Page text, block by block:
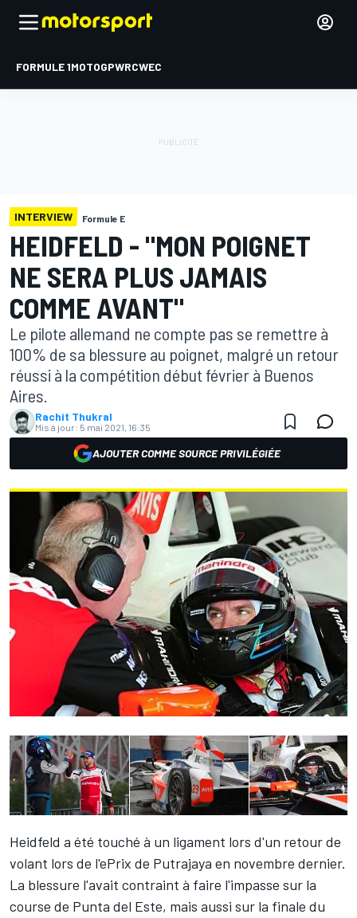
FORMULE 1MOTOGPWRCWEC
INTERVIEW Formule E
HEIDFELD - "MON POIGNET
NE SERA PLUS JAMAIS
COMME AVANT"
Le pilote allemand ne compte pas se remettre à
100% de sa blessure au poignet, malgré un retour
réussi à la compétition début février à Buenos
Aires.
Rachit Thukral
Mis à jour: 5 mai 2021, 16:35
AJOUTER COMME SOURCE PRIVILÉGIÉE
Heidfeld a été touché à un ligament lors d'un retour de
volant lors de l'ePrix de Putrajaya en novembre dernier.
La blessure l'avait contraint à faire l'impasse sur la
course de Punta del Este, mais aussi sur la finale du